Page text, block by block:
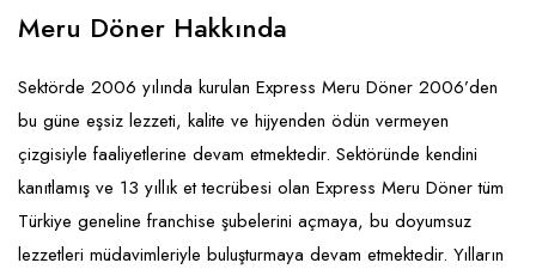
Sağlık Güzellik
Turizm - Eğlence
Mobilya ve Ev Tekstili
Oyuncak ve Hediyelik
Takı
Yapı Malzemesi - Hırdavat
Gıda ve Sarf Malzemeleri
Güvenlik - Temizlik
Giyim - Aksesuar
Hukuk - Marka - Patent ve Tercüme
Meru Döner Hakkında
Sektörde 2006 yılında kurulan Express Meru Döner 2006’den
bu güne eşsiz lezzeti, kalite ve hijyenden ödün vermeyen
çizgisiyle faaliyetlerine devam etmektedir. Sektöründe kendini
kanıtlamış ve 13 yıllık et tecrübesi olan Express Meru Döner tüm
Türkiye geneline franchise şubelerini açmaya, bu doyumsuz
lezzetleri müdavimleriyle buluşturmaya devam etmektedir. Yılların